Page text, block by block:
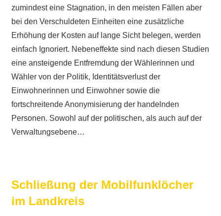
zumindest eine Stagnation, in den meisten Fällen aber
bei den Verschuldeten Einheiten eine zusätzliche
Erhöhung der Kosten auf lange Sicht belegen, werden
einfach Ignoriert. Nebeneffekte sind nach diesen Studien
eine ansteigende Entfremdung der Wählerinnen und
Wähler von der Politik, Identitätsverlust der
Einwohnerinnen und Einwohner sowie die
fortschreitende Anonymisierung der handelnden
Personen. Sowohl auf der politischen, als auch auf der
Verwaltungsebene…
Schließung der Mobilfunklöcher
im Landkreis